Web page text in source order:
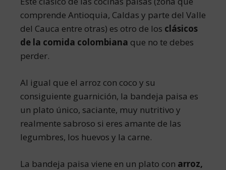
comprende Antioquia, Caldas y parte del Valle
del Cauca entre otras) es otro de los clásicos
de la comida colombiana que no te debes
perder.
Al igual que el arroz con coco y su
consiguiente guarnición, la bandeja paisa es
un plato único, saciante, muy nutritivo y
realmente sabroso si eres amante de las
legumbres, los huevos y la carne.
La bandeja paisa viene en un plato con arroz,